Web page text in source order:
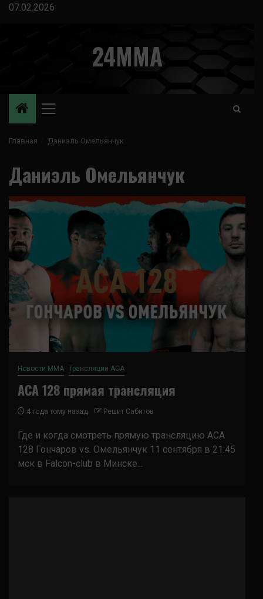
Перейти
07.02.2026
24MMA
Основное
Главная Даниэль Омельянчук
Даниэль Омельянчук
Новости ММА Трансляции ACA
ACA 128 прямая трансляция
4 года тому назад Решит Сабитов
Где и когда смотреть прямую трансляцию ACA
128 Гончаров vs. Омельянчук 11 сентября в 21:45
мск в Falcon-club в Минске...